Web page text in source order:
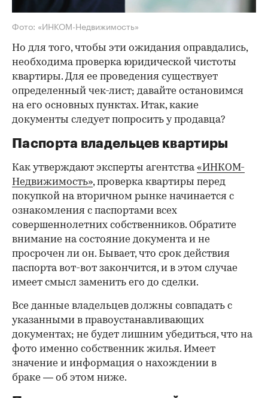
Фото: «ИНКОМ-Недвижимость»
Но для того, чтобы эти ожидания оправдались,
необходима проверка юридической чистоты
квартиры. Для ее проведения существует
определенный чек-лист; давайте остановимся
на его основных пунктах. Итак, какие
документы следует попросить у продавца?
Паспорта владельцев квартиры
Как утверждают эксперты агентства«ИНКОМ-
Недвижимость», проверка квартиры перед
покупкой на вторичном рынке начинается с
ознакомления с паспортами всех
совершеннолетних собственников. Обратите
внимание на состояние документа и не
просрочен ли он. Бывает, что срок действия
паспорта вот-вот закончится, и в этом случае
имеет смысл заменить его до сделки.
Все данные владельцев должны совпадать с
указанными в правоустанавливающих
документах; не будет лишним убедиться, что на
фото именно собственник жилья. Имеет
значение и информация о нахождении в
браке — об этом ниже.